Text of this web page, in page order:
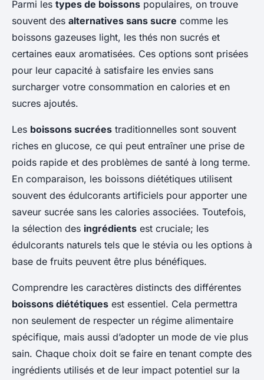
Parmi les types de boissons populaires, on trouve
souvent des alternatives sans sucre comme les
boissons gazeuses light, les thés non sucrés et
certaines eaux aromatisées. Ces options sont prisées
pour leur capacité à satisfaire les envies sans
surcharger votre consommation en calories et en
sucres ajoutés.
Les boissons sucrées traditionnelles sont souvent
riches en glucose, ce qui peut entraîner une prise de
poids rapide et des problèmes de santé à long terme.
En comparaison, les boissons diététiques utilisent
souvent des édulcorants artificiels pour apporter une
saveur sucrée sans les calories associées. Toutefois,
la sélection des ingrédients est cruciale; les
édulcorants naturels tels que le stévia ou les options à
base de fruits peuvent être plus bénéfiques.
Comprendre les caractères distincts des différentes
boissons diététiques est essentiel. Cela permettra
non seulement de respecter un régime alimentaire
spécifique, mais aussi d’adopter un mode de vie plus
sain. Chaque choix doit se faire en tenant compte des
ingrédients utilisés et de leur impact potentiel sur la